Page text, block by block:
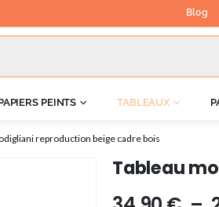
Blog
PEINTS TABLEAUX
reproduction beige cadre bois
Tableau